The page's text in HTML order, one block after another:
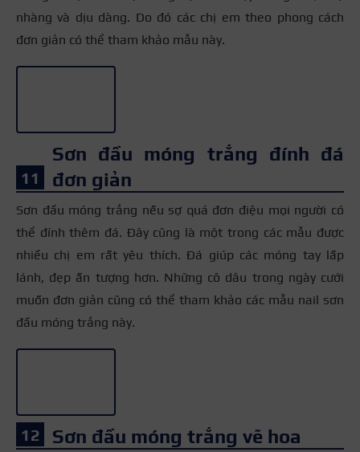
nhàng và dịu dàng. Do đó các chị em theo phong cách
đơn giản có thể tham khảo mẫu này.
Sơn đầu móng trắng đính đá
đơn giản
Sơn đầu móng trắng nếu sợ quá đơn điệu mọi người có
thể đính thêm đá. Đây cũng là một trong các mẫu được
nhiều chị em rất yêu thích. Đá giúp các móng tay lấp
lánh, đẹp ấn tượng hơn. Những cô dâu trong ngày cưới
muốn đơn giản cũng có thể tham khảo các mẫu nail sơn
đầu móng trắng này.
Sơn đầu móng trắng vẽ hoa